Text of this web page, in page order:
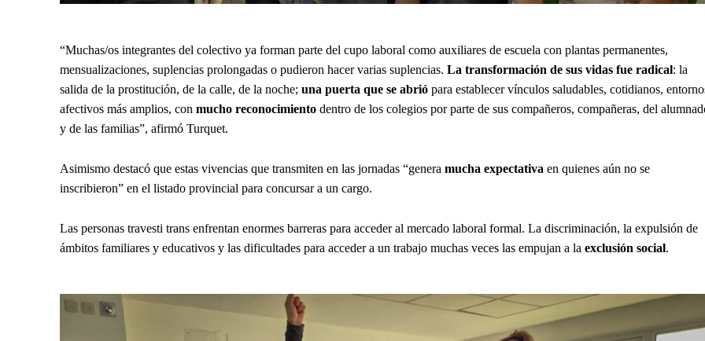
“Muchas/os integrantes del colectivo ya forman parte del cupo laboral como auxiliares de escuela con plantas permanentes,
mensualizaciones, suplencias prolongadas o pudieron hacer varias suplencias. La transformación de sus vidas fue radical: la
salida de la prostitución, de la calle, de la noche; una puerta que se abrió para establecer vínculos saludables, cotidianos,
afectivos más amplios, con mucho reconocimiento dentro de los colegios por parte de sus compañeros, compañeras, del
y de las familias”, afirmó Turquet.
Asimismo destacó que estas vivencias que transmiten en las jornadas “genera mucha expectativa en quienes aún no se
inscribieron” en el listado provincial para concursar a un cargo.
Las personas travesti trans enfrentan enormes barreras para acceder al mercado laboral formal. La discriminación, la expulsión de
ámbitos familiares y educativos y las dificultades para acceder a un trabajo muchas veces las empujan a la exclusión social.